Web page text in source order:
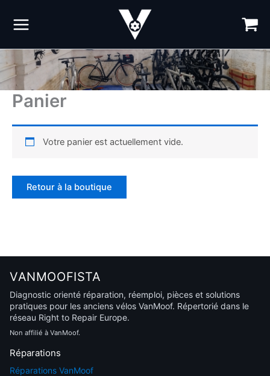
Panier
Votre panier est actuellement vide.
Retour à la boutique
VANMOOFISTA
Diagnostic orienté réparation, réemploi, pièces et solutions
pratiques pour les anciens vélos VanMoof. Répertorié dans le
réseau Right to Repair Europe.
Non affilié à VanMoof.
Réparations
Réparations VanMoof